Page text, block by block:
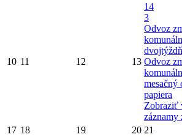
10 11 12 13
14
3
Odvoz
Odvoz
mesačný
papiera
Zobraziť
záznamy
17 18 19 20 21